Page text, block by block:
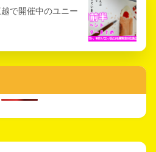
で開催中のユニー